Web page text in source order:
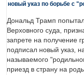
новый указ по борьбе с
Дональд Трамп
Верховного суда,
запрете на получение
подписал новый указ,
называемого
приезд в страну на